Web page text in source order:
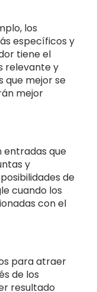
los
específicos y
tiene el
relevante y
que mejor se
mejor
entradas que
y
de
cuando los
con el
para atraer
de los
resultado